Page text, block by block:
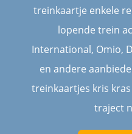
treinkaartje enkele
lopende trein
International, Omio,
en andere
treinkaartjes kris
traject